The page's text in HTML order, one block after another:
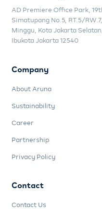
AD Premiere Office Park,
Simatupang No.5, RT.5/
Minggu, Kota Jakarta
Ibukota Jakarta 12540
Company
About Aruna
Sustainability
Career
Partnership
Privacy Policy
Contact
Contact Us